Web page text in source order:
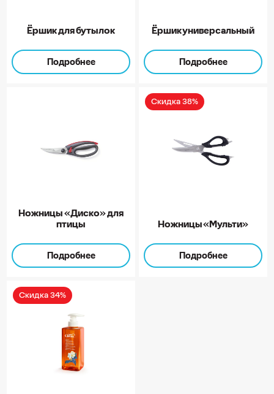
Ёршик для бутылок
Подробнее
Ёршик универсальный
Подробнее
Ножницы «Диско» для
птицы
Подробнее
Скидка 38%
Ножницы «Мульти»
Подробнее
Скидка 34%